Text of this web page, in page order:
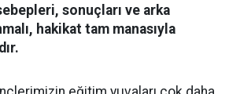
sonuçları ve arka
hakikat tam manasıyla